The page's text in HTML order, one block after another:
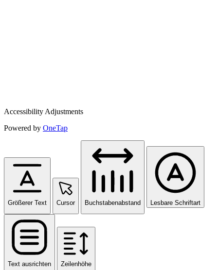
Accessibility Adjustments
Powered by OneTap
Größerer Text Cursor Buchstabenabstand Lesbare Schriftart
Text ausrichten Zeilenhöhe